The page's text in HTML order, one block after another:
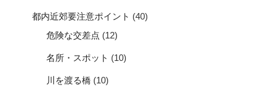
都内近郊要注意ポイント (40)
危険な交差点 (12)
名所・スポット (10)
川を渡る橋 (10)